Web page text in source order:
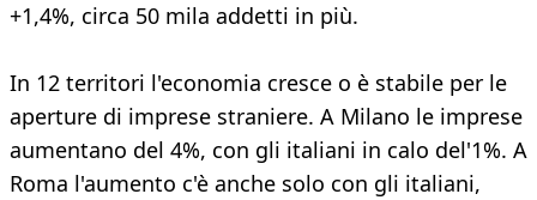
+1,4%, circa 50 mila addetti in più.
In 12 territori l'economia cresce o è stabile per le
aperture di imprese straniere. A Milano le imprese
aumentano del 4%, con gli italiani in calo del'1%. A
Roma l'aumento c'è anche solo con gli italiani,